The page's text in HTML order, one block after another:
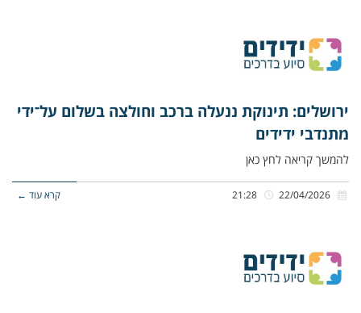
ירושלים: תינוקת ננעלה ברכב וחולצה בשלום על־ידי
מתנדבי ידידים
להמשך קריאה לחץ כאן
קרא עוד ←